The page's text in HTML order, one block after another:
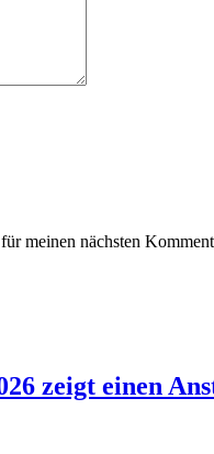
meinen nächsten
zeigt einen